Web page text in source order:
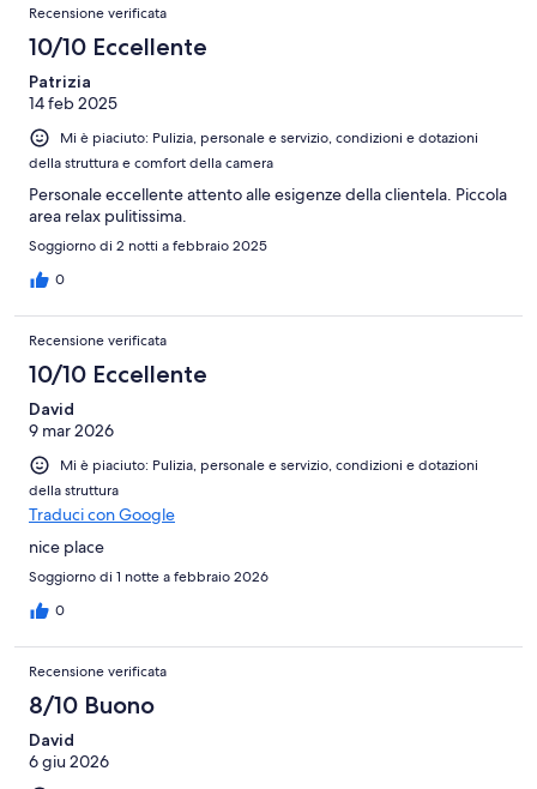
Recensione verificata
10/10 Eccellente
Patrizia
14 feb 2025
Mi è piaciuto: Pulizia, personale e servizio, condizioni e dotazioni
della struttura e comfort della camera
Personale eccellente attento alle esigenze della clientela. Piccola
area relax pulitissima.
Soggiorno di 2 notti a febbraio 2025
0
Recensione verificata
10/10 Eccellente
David
9 mar 2026
Mi è piaciuto: Pulizia, personale e servizio, condizioni e dotazioni
della struttura
Traduci con Google
nice place
Soggiorno di 1 notte a febbraio 2026
0
Recensione verificata
8/10 Buono
David
6 giu 2026